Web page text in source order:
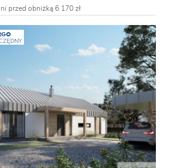
przed obniżką 6 170 zł